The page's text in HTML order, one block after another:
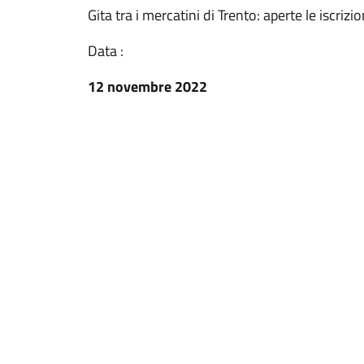
Gita tra i mercatini di Trento: aperte le
Data :
12 novembre 2022